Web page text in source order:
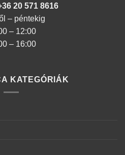
20 571 8616
– péntekig
– 12:00
– 16:00
KATEGÓRIÁK